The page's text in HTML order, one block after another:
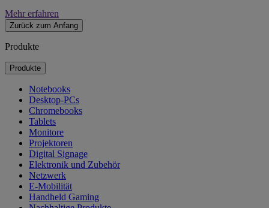
Mehr erfahren
Zurück zum Anfang
Produkte
Produkte
Notebooks
Desktop-PCs
Chromebooks
Tablets
Monitore
Projektoren
Digital Signage
Elektronik und Zubehör
Netzwerk
E-Mobilität
Handheld Gaming